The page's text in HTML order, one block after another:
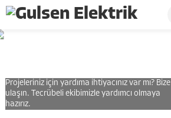
Projeleriniz için yardıma ihtiyacınız var mı? Bize
ulaşın. Tecrübeli ekibimizle yardımcı olmaya
hazırız.